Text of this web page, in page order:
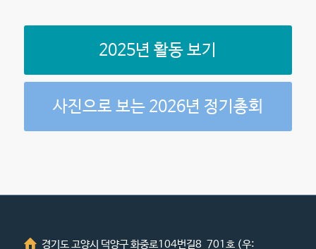
2025년 활동 보기
사진으로 보는 2026년 정기총회
경기도 고양시 덕양구 화중로104번길8 701호 (우: